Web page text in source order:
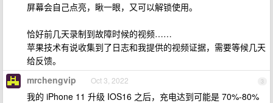
屏幕会自己点亮，瞅一眼，又可以解锁使用。
恰好前几天录制到故障时候的视频……
苹果技术有说收集到了日志和我提供的视频证据，需要等候几天
给反馈。
3
mrchengvip Oct 3, 2022
我的 iPhone 11 升级 IOS16 之后，充电达到可能是 70%-80%